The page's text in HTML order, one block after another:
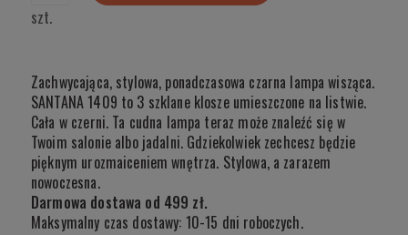
szt.
Zachwycająca, stylowa, ponadczasowa czarna lampa wisząca.
SANTANA 1409 to 3 szklane klosze umieszczone na listwie.
Cała w czerni. Ta cudna lampa teraz może znaleźć się w
Twoim salonie albo jadalni. Gdziekolwiek zechcesz będzie
pięknym urozmaiceniem wnętrza. Stylowa, a zarazem
nowoczesna.
Darmowa dostawa od 499 zł.
Maksymalny czas dostawy: 10-15 dni roboczych.